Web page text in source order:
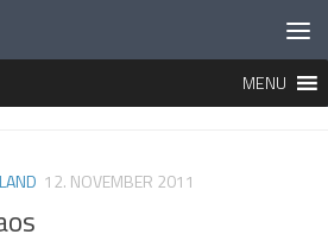
MENU
12. NOVEMBER 2011